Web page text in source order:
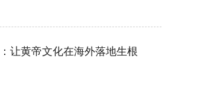
让黄帝文化在海外落地生根